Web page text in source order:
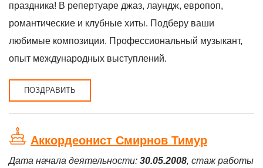
праздника! В репертуаре джаз, лаундж, европоп,
романтические и клубные хиты. Подберу ваши
любимые композиции. Профессиональный музыкант,
опыт международных выступлений.
ПОЗДРАВИТЬ
Аккордеонист Смирнов Тимур
Дата начала деятельности: 30.05.2008, стаж работы